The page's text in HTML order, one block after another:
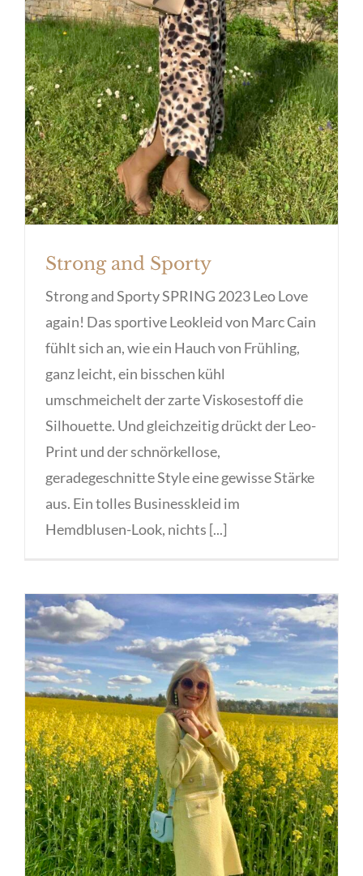
Strong and Sporty
Strong and Sporty
Strong and Sporty SPRING 2023 Leo Love
again! Das sportive Leokleid von Marc Cain
fühlt sich an, wie ein Hauch von Frühling,
ganz leicht, ein bisschen kühl
umschmeichelt der zarte Viskosestoff die
Silhouette. Und gleichzeitig drückt der Leo-
Print und der schnörkellose,
geradegeschnitte Style eine gewisse Stärke
aus. Ein tolles Businesskleid im
Hemdblusen-Look, nichts [...]
Der Stoff aus dem die Träume sind
„BOUCLE“